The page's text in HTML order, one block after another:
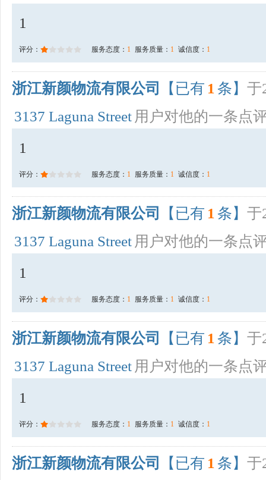
1
评分： 服务态度： 1 服务质量： 1 诚信度： 1
浙江新颜物流有限公司 【已有 1 条】 于
3137 Laguna Street 用户对他的一条点
1
评分： 服务态度： 1 服务质量： 1 诚信度： 1
浙江新颜物流有限公司 【已有 1 条】 于
3137 Laguna Street 用户对他的一条点
1
评分： 服务态度： 1 服务质量： 1 诚信度： 1
浙江新颜物流有限公司 【已有 1 条】 于
3137 Laguna Street 用户对他的一条点
1
评分： 服务态度： 1 服务质量： 1 诚信度： 1
浙江新颜物流有限公司 【已有 1 条】 于